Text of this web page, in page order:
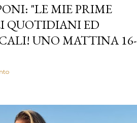
"LE MIE PRIME
QUOTIDIANI ED
UNO MATTINA 16-